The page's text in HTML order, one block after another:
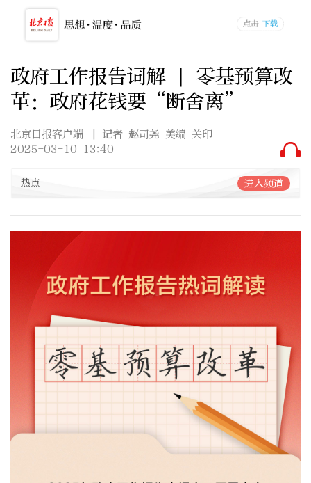
政府工作报告词解 | 零基预算改
革：政府花钱要“断舍离”
北京日报客户端
| 记者 赵司尧 美编 关印
2025-03-10 13:40
热点 进入频道